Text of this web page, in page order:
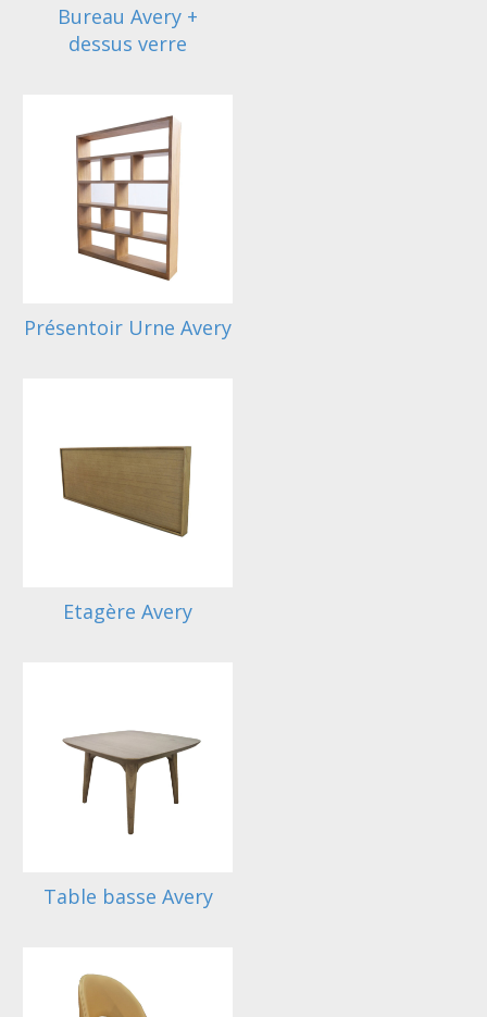
Bureau Avery +
dessus verre
Présentoir Urne Avery
Etagère Avery
Table basse Avery